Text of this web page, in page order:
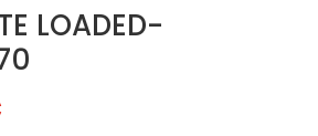
LOADED-